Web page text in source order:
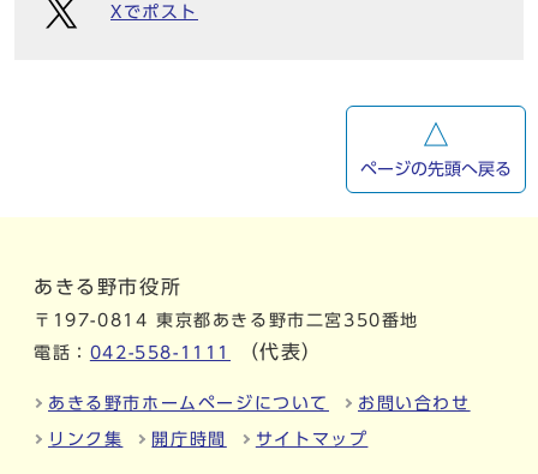
Xでポスト
ページの先頭へ戻る
あきる野市役所
〒197-0814 東京都あきる野市二宮350番地
電話： 042-558-1111 （代表）
あきる野市ホームページについて お問い合わせ
リンク集 開庁時間 サイトマップ